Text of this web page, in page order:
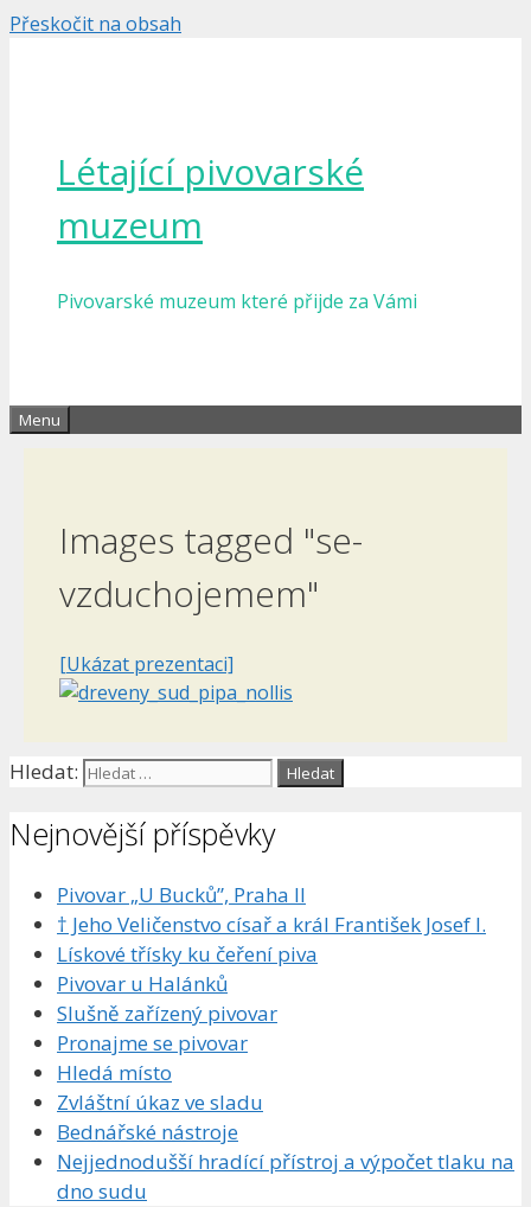
Přeskočit na obsah
Létající pivovarské
muzeum
Pivovarské muzeum které přijde za Vámi
Menu
Images tagged "se-
vzduchojemem"
[Ukázat prezentaci]
Hledat:
Nejnovější příspěvky
Pivovar „U Bucků”, Praha II
† Jeho Veličenstvo císař a král František Josef I.
Lískové třísky ku čeření piva
Pivovar u Halánků
Slušně zařízený pivovar
Pronajme se pivovar
Hledá místo
Zvláštní úkaz ve sladu
Bednářské nástroje
Nejjednodušší hradící přístroj a výpočet tlaku na
dno sudu